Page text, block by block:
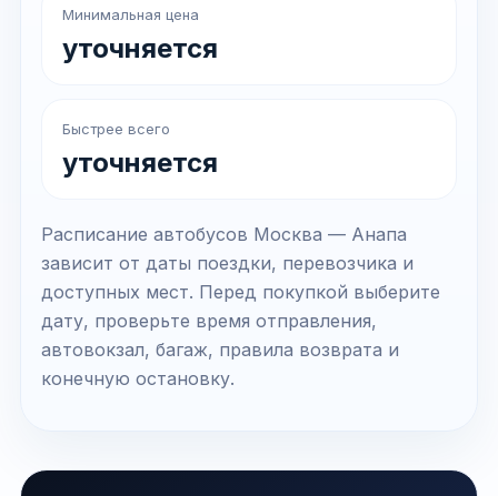
Минимальная цена
уточняется
Быстрее всего
уточняется
Расписание автобусов Москва — Анапа
зависит от даты поездки, перевозчика и
доступных мест. Перед покупкой выберите
дату, проверьте время отправления,
автовокзал, багаж, правила возврата и
конечную остановку.